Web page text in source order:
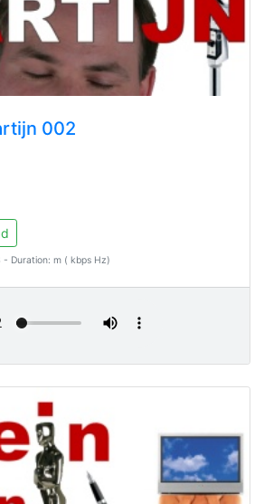
002
- Duration: m ( kbps Hz)